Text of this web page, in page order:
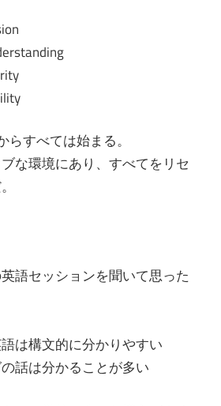
らすべては始まる。
な環境にあり、すべてをリセ
語セッションを聞いて思った
は構文的に分かりやすい
話は分かることが多い